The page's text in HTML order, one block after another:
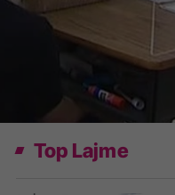
Top Lajme